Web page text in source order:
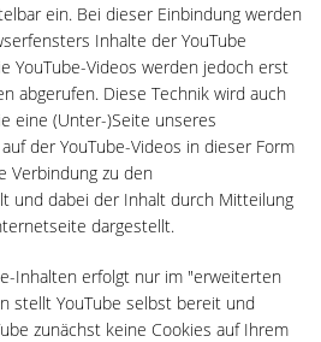
ein. Bei dieser Einbindung werden
Inhalte der YouTube
YouTube-Videos werden jedoch erst
abgerufen. Diese Technik wird auch
eine (Unter-)Seite unseres
der YouTube-Videos in dieser Form
Verbindung zu den
und dabei der Inhalt durch Mitteilung
dargestellt.
Inhalten erfolgt nur im "erweiterten
stellt YouTube selbst bereit und
zunächst keine Cookies auf Ihrem